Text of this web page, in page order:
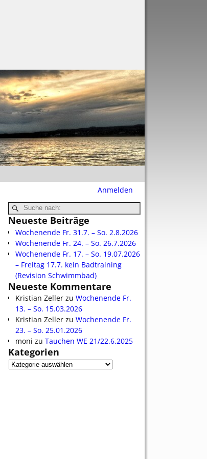
Anmelden
Neueste Beiträge
Wochenende Fr. 31.7. – So. 2.8.2026
Wochenende Fr. 24. – So. 26.7.2026
Wochenende Fr. 17. – So. 19.07.2026
– Freitag 17.7. kein Badtraining
(Revision Schwimmbad)
Neueste Kommentare
Kristian Zeller zu Wochenende Fr.
13. – So. 15.03.2026
Kristian Zeller zu Wochenende Fr.
23. – So. 25.01.2026
moni zu Tauchen WE 21/22.6.2025
Kategorien